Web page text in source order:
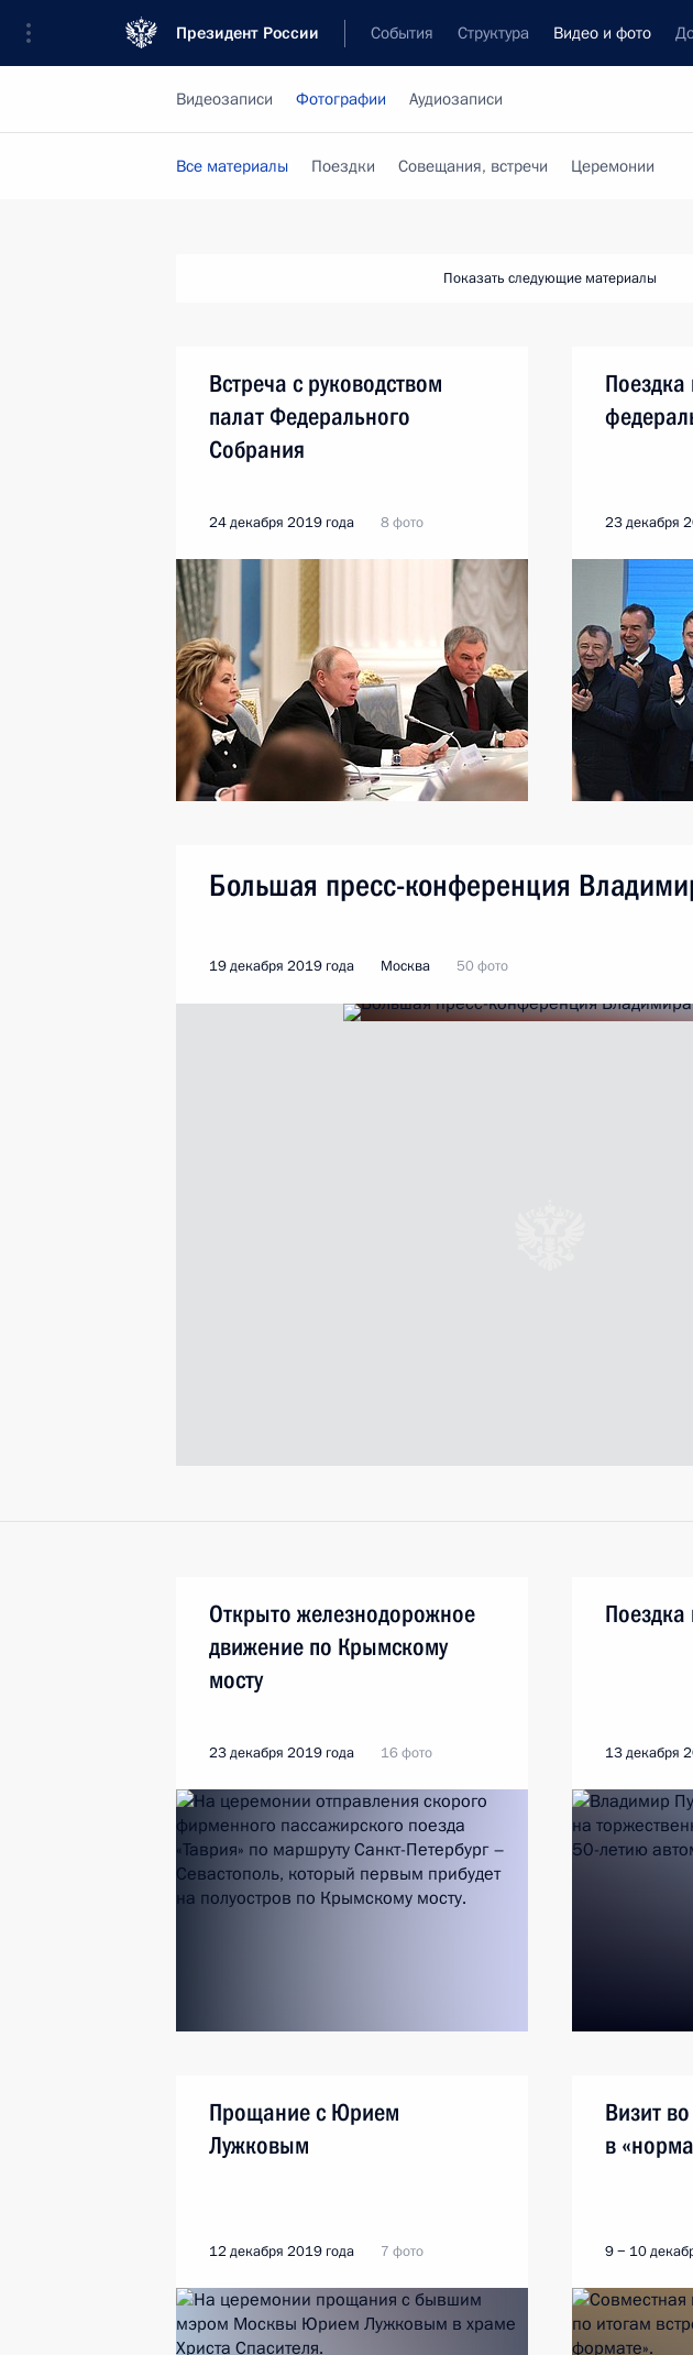
Президент России События Структура Видео и фото
Видеозаписи Фотографии Аудиозаписи
Все материалы Поездки Совещания, встречи Церемонии
Показать следующие материалы
Встреча с руководством
палат Федерального
Собрания
24 декабря 2019 года 8 фото 23 декабря
Большая пресс-конференция
19 декабря 2019 года Москва 50 фото
Открыто железнодорожное
движение по Крымскому
мосту
23 декабря 2019 года 16 фото
Поездка
13 декабря
Прощание с Юрием
Лужковым
12 декабря 2019 года 7 фото
Визит
в
9 − 10